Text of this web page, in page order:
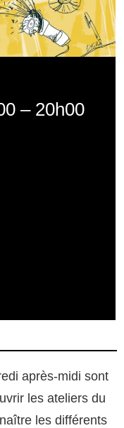
– 20h00
après-midi sont
les ateliers du
les différents